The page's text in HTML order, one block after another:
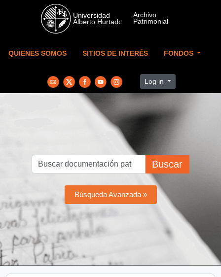
Skip to main content
QUIENES SOMOS SITIOS DE INTERÉS FONDOS
Log in
Buscar
Búsqueda Avanzada »